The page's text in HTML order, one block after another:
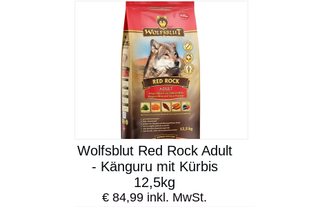
Wolfsblut Red Rock Adult
- Känguru mit Kürbis
12,5kg
€ 84,99 inkl. MwSt.